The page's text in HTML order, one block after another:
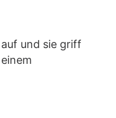
und sie griff